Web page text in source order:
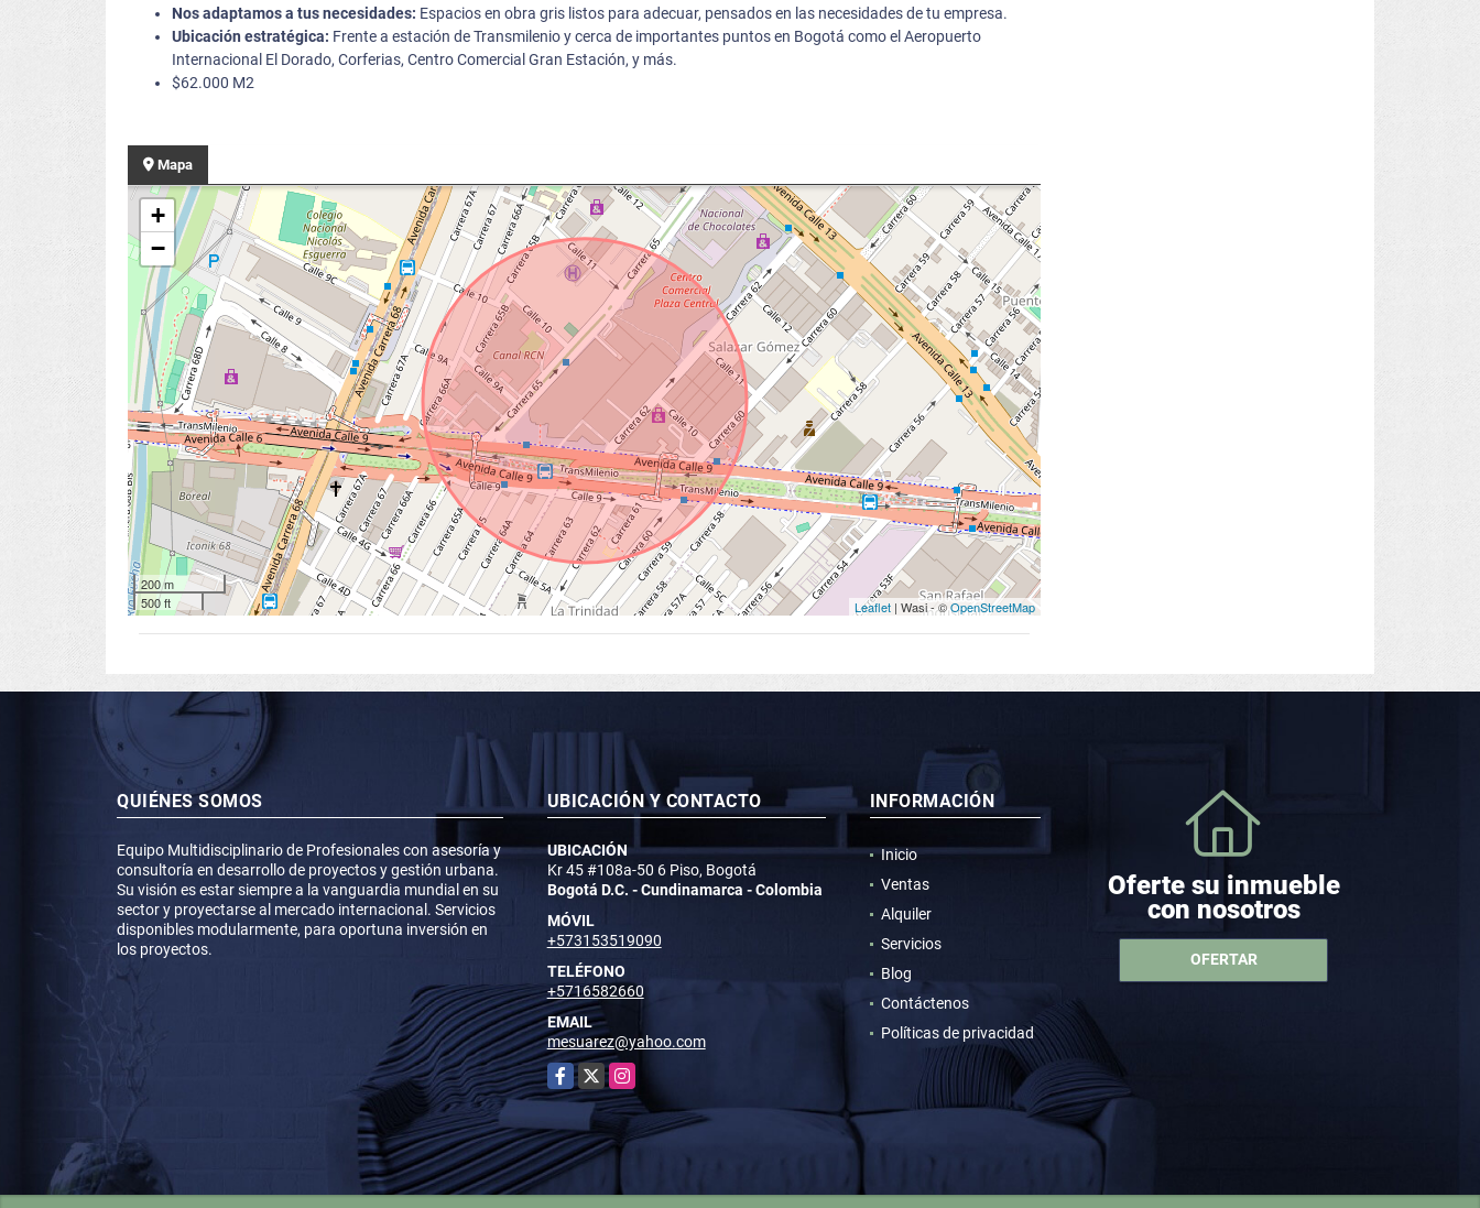
Nos adaptamos a tus necesidades: Espacios en obra gris listos para adecuar, pensados en las necesidades de tu empresa.
Ubicación estratégica: Frente a estación de Transmilenio y cerca de importantes puntos en Bogotá como el Aeropuerto
Internacional El Dorado, Corferias, Centro Comercial Gran Estación, y más.
$62.000 M2
Mapa
+
−
200 m
500 ft
Leaflet | Wasi - ©OpenStreetMap
QUIÉNES SOMOS
Equipo Multidisciplinario de Profesionales con asesoría y
consultoría en desarrollo de proyectos y gestión urbana.
Su visión es estar siempre a la vanguardia mundial en su
sector y proyectarse al mercado internacional. Servicios
disponibles modularmente, para oportuna inversión en
los proyectos.
UBICACIÓN Y CONTACTO
UBICACIÓN
Kr 45 #108a-50 6 Piso, Bogotá
Bogotá D.C. - Cundinamarca - Colombia
MÓVIL
+573153519090
TELÉFONO
+5716582660
EMAIL
mesuarez@yahoo.com
Facebook
X Instagram
INFORMACIÓN
Inicio
Ventas
Alquiler
Servicios
Blog
Contáctenos
Políticas de privacidad
Oferte su inmueble
con nosotros
OFERTAR